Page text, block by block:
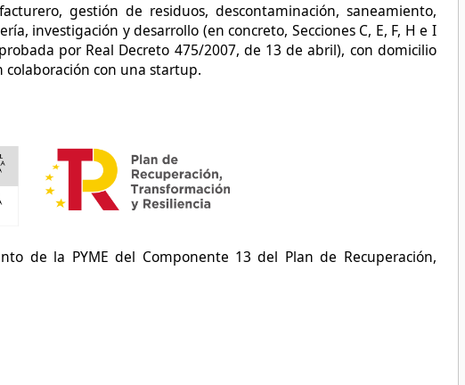
gestión de residuos, descontaminación, saneamiento,
investigación y desarrollo (en concreto, Secciones C, E, F, H e I
por Real Decreto 475/2007, de 13 de abril), con domicilio
colaboración con una startup.
de la PYME del Componente 13 del Plan de Recuperación,